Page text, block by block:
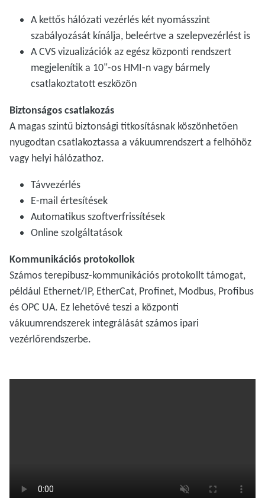
A kettős hálózati vezérlés két nyomásszint
szabályozását kínálja, beleértve a szelepvezérlést is
A CVS vizualizációk az egész központi rendszert
megjelenítik a 10"-os HMI-n vagy bármely
csatlakoztatott eszközön
Biztonságos csatlakozás
A magas szintű biztonsági titkosításnak köszönhetően
nyugodtan csatlakoztassa a vákuumrendszert a felhőhöz
vagy helyi hálózathoz.
Távvezérlés
E-mail értesítések
Automatikus szoftverfrissítések
Online szolgáltatások
Kommunikációs protokollok
Számos terepibusz-kommunikációs protokollt támogat,
például Ethernet/IP, EtherCat, Profinet, Modbus, Profibus
és OPC UA. Ez lehetővé teszi a központi
vákuumrendszerek integrálását számos ipari
vezérlőrendszerbe.